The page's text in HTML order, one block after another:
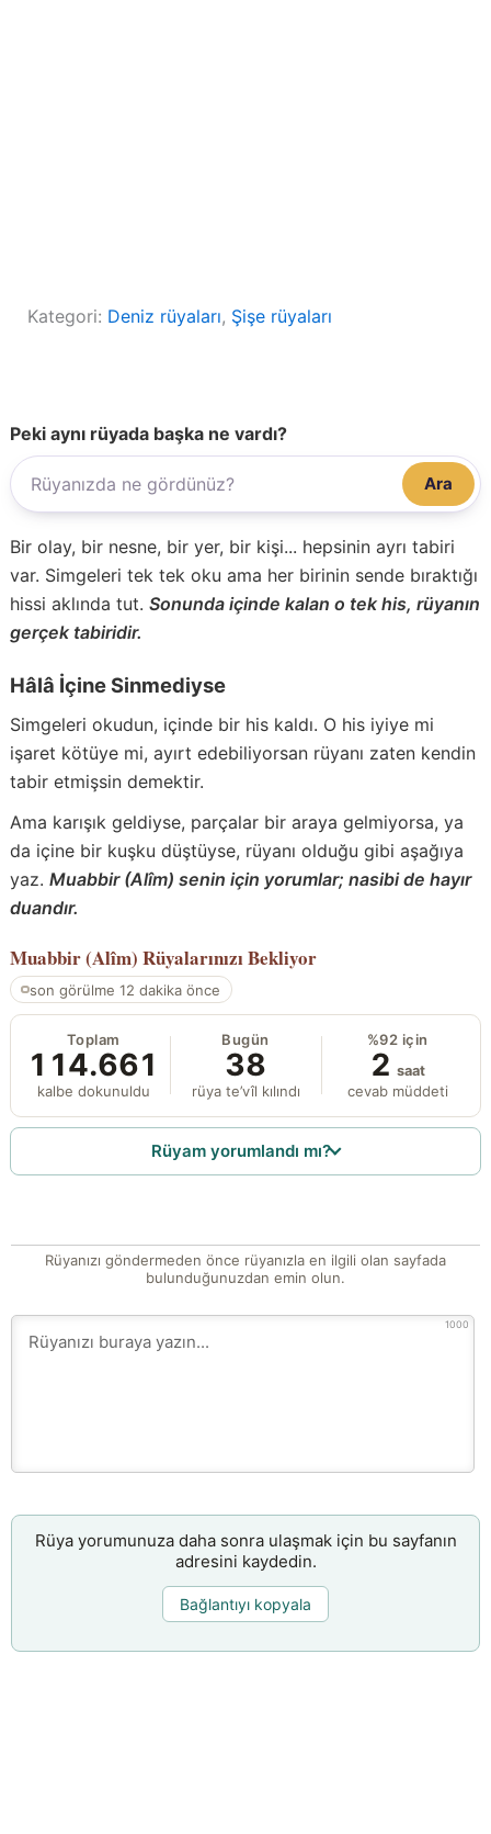
Kategori: Deniz rüyaları, Şişe rüyaları
Peki aynı rüyada başka ne vardı?
Ara
Bir olay, bir nesne, bir yer, bir kişi... hepsinin ayrı tabiri
var. Simgeleri tek tek oku ama her birinin sende bıraktığı
hissi aklında tut. Sonunda içinde kalan o tek his, rüyanın
gerçek tabiridir.
Hâlâ İçine Sinmediyse
Simgeleri okudun, içinde bir his kaldı. O his iyiye mi
işaret kötüye mi, ayırt edebiliyorsan rüyanı zaten kendin
tabir etmişsin demektir.
Ama karışık geldiyse, parçalar bir araya gelmiyorsa, ya
da içine bir kuşku düştüyse, rüyanı olduğu gibi aşağıya
yaz. Muabbir (Alîm) senin için yorumlar; nasibi de hayır
duandır.
Muabbir (Alîm) Rüyalarınızı Bekliyor
son görülme 12 dakika önce
Toplam
114.661
kalbe dokunuldu
Bugün
38
rüya te’vîl kılındı
%92 için
2 saat
cevab müddeti
Rüyam yorumlandı mı?
Rüyanızı göndermeden önce rüyanızla en ilgili olan sayfada
bulunduğunuzdan emin olun.
1000
Rüya yorumunuza daha sonra ulaşmak için bu sayfanın
adresini kaydedin.
Bağlantıyı kopyala